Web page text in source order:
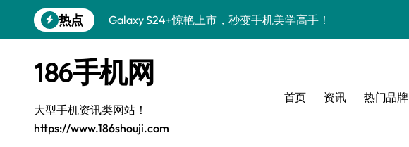
到
热点
Galaxy S24+惊艳上市，秒变手机美学高手！
Galaxy A56 5G登场，时尚旗舰新选择！
三星S26上手秒变个性机，3招玩转壁纸与主题！
S25美化秘籍：个性潮玩，炫酷随心！
186手机网
大型手机资讯类网站！
https://www.186shouji.com
首页 资讯 热门品牌